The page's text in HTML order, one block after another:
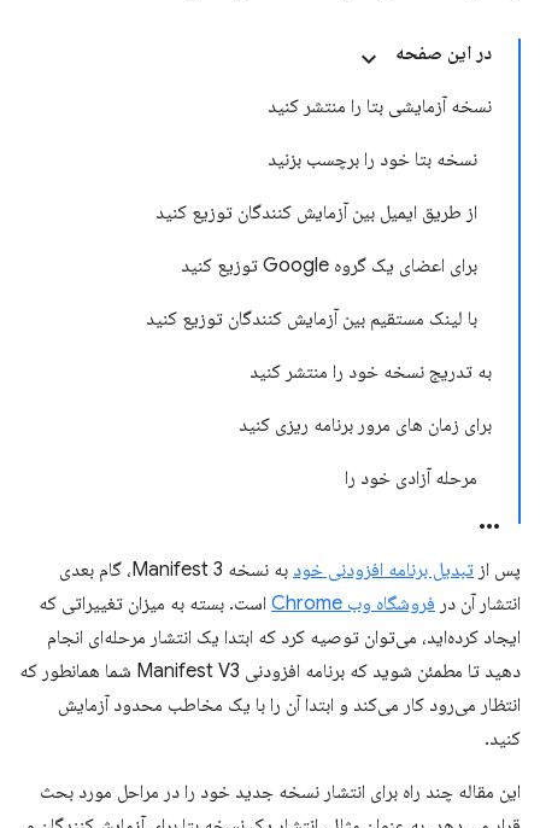
در این صفحه
نسخه آزمایشی بتا را منتشر کنید
نسخه بتا خود را برچسب بزنید
از طریق ایمیل بین آزمایش کنندگان توزیع کنید
برای اعضای یک گروه Google توزیع کنید
با لینک مستقیم بین آزمایش کنندگان توزیع کنید
به تدریج نسخه خود را منتشر کنید
برای زمان های مرور برنامه ریزی کنید
مرحله آزادی خود را
پس از تبدیل برنامه افزودنی خود
به نسخه 3 Manifest، گام بعدی
انتشار آن در فروشگاه وب Chrome
است. بسته به میزان تغییراتی که
ایجاد کرده‌اید، می‌توان توصیه کرد که ابتدا یک انتشار مرحله‌ای انجام
دهید تا مطمئن شوید که برنامه افزودنی Manifest V3 شما همانطور که
انتظار می‌رود کار می‌کند و ابتدا آن را با یک مخاطب محدود آزمایش
کنید.
این مقاله چند راه برای انتشار نسخه جدید خود را در مراحل مورد بحث